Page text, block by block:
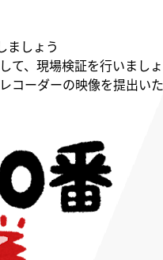
ましょう
て、現場検証を行いまし
コーダーの映像を提出い